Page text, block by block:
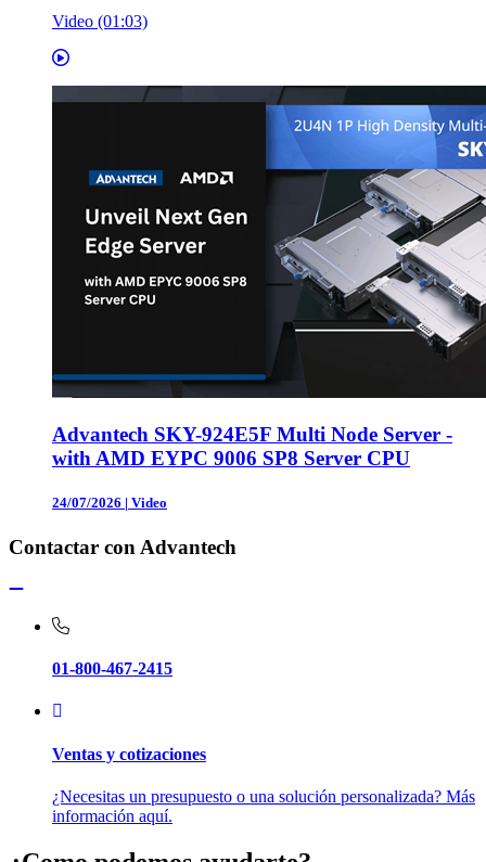
Video (01:03)
Advantech SKY-924E5F Multi Node Server -
with AMD EYPC 9006 SP8 Server CPU
24/07/2026 | Video
Contactar con Advantech
01-800-467-2415
Ventas y cotizaciones
¿Necesitas un presupuesto o una solución personalizada? Más
información aquí.